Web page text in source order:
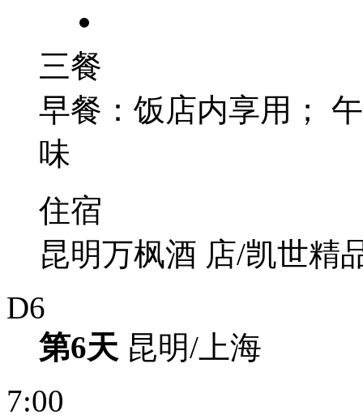
三餐
早餐：饭店内享用；
味
住宿
昆明万枫酒 店/凯世精
D6
第6天 昆明/上海
7:00